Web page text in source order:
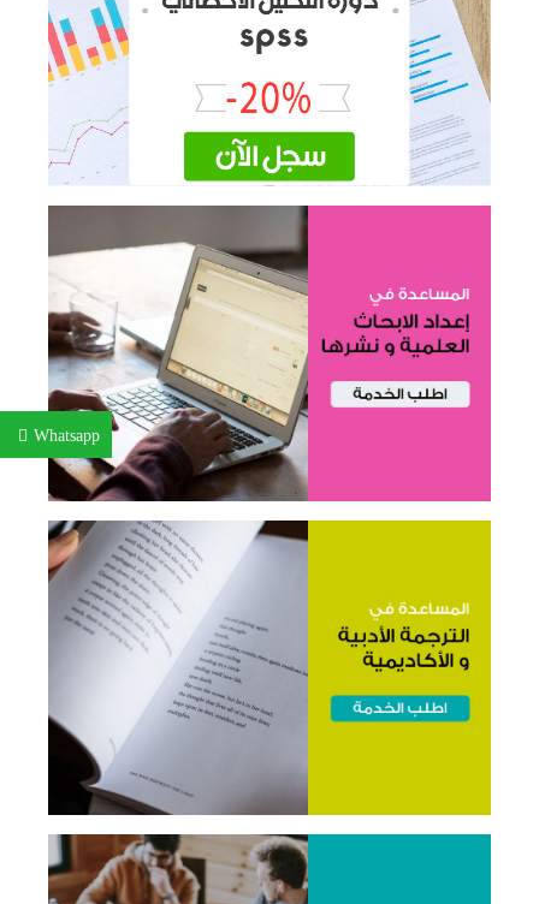
Whatsapp